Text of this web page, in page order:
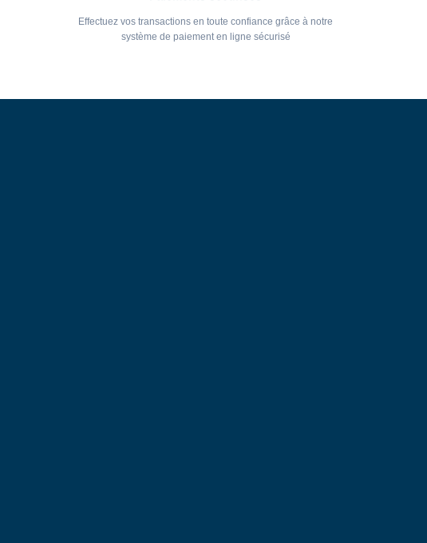
Effectuez vos transactions en toute confiance grâce à notre
système de paiement en ligne sécurisé